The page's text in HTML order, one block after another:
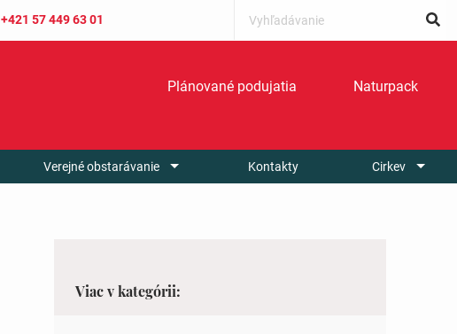
+421 57 449 63 01
Plánované podujatia Naturpack
Verejné obstarávanie Kontakty Cirkev
Viac v kategórii: